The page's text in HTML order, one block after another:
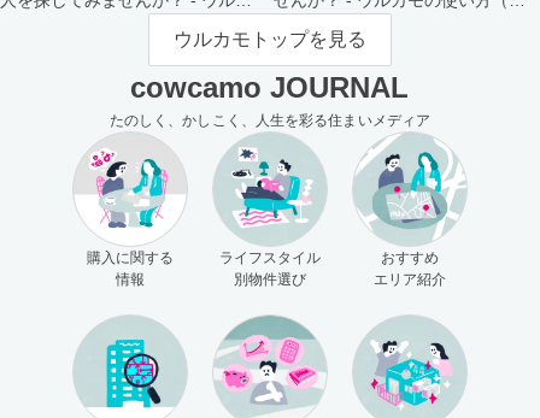
主さま向け）
ウルカモトップを見る
cowcamo JOURNAL
たのしく、かしこく、人生を彩る住まいメディア
購入に関する
情報
ライフスタイル
別物件選び
おすすめ
エリア紹介